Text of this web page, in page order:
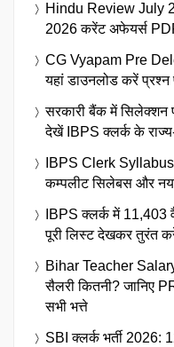
Hindu Review July
2026 करेंट अफेयर्स
CG Vyapam Pre
यहां डाउनलोड करें प्रश्न
सरकारी बैंक में सिलेक्शन
देखें IBPS क्लर्क के
IBPS Clerk Syllabus
कम्पलीट सिलेबस और नया
IBPS क्लर्क में
पूरी लिस्ट देखकर तुरंत
Bihar Teacher Salary
सैलरी कितनी? जानिए
सभी भत्ते
SBI क्लर्क भर्ती 2026: